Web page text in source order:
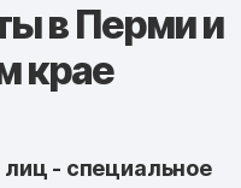
в Перми и
крае
- специальное